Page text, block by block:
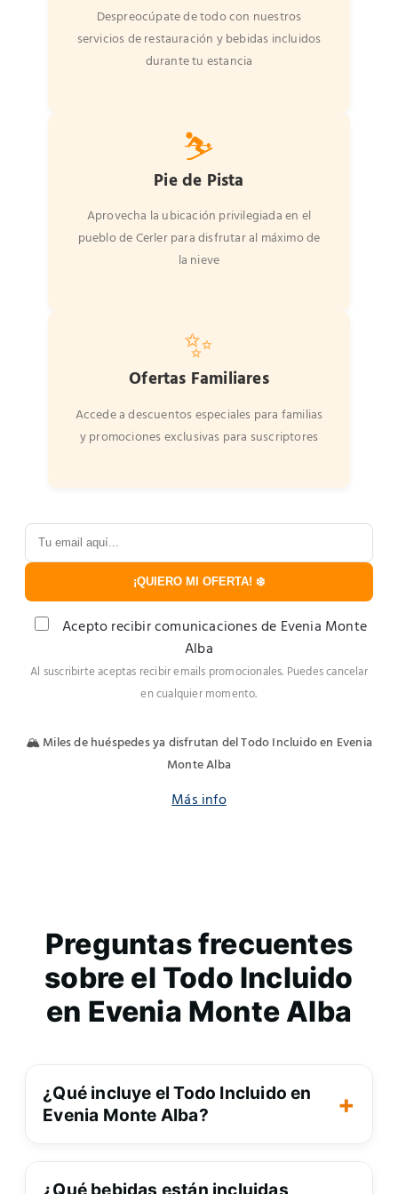
Despreocúpate de todo con nuestros
servicios de restauración y bebidas incluidos
durante tu estancia
⛷️
Pie de Pista
Aprovecha la ubicación privilegiada en el
pueblo de Cerler para disfrutar al máximo de
la nieve
✨
Ofertas Familiares
Accede a descuentos especiales para familias
y promociones exclusivas para suscriptores
¡QUIERO MI OFERTA! ❄️
Acepto recibir comunicaciones de Evenia Monte
Alba
Al suscribirte aceptas recibir emails promocionales. Puedes cancelar
en cualquier momento.
🏔️ Miles de huéspedes ya disfrutan del Todo Incluido en Evenia
Monte Alba
Más info
Preguntas frecuentes
sobre el Todo Incluido
en Evenia Monte Alba
¿Qué incluye el Todo Incluido en Evenia
¿Qué incluye el Todo Incluido en
Evenia Monte Alba?
Incluye todas las comidas en el
restaurante (desayuno, almuerzo
¿Qué bebidas están incluidas durante las